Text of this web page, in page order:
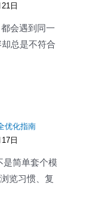
日
会遇到同一
总是不符合
优化指南
日
是简单套个模
览习惯、复